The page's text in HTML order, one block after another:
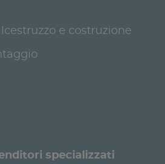
e costruzione
specializzati